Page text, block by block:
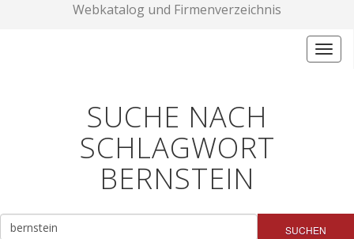
Webkatalog und Firmenverzeichnis
SUCHE NACH
SCHLAGWORT
BERNSTEIN
SUCHEN